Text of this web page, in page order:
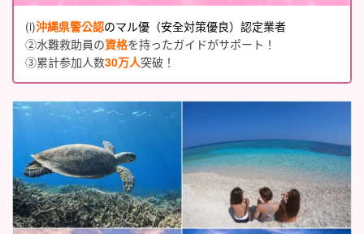
(i)沖縄県警公認のマル優（安全対策優良）認定業者
②水難救助員の資格を持ったガイドがサポート！
③累計参加人数30万人突破！